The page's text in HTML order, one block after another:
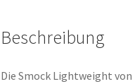
Beschreibung
Die Smock Lightweight